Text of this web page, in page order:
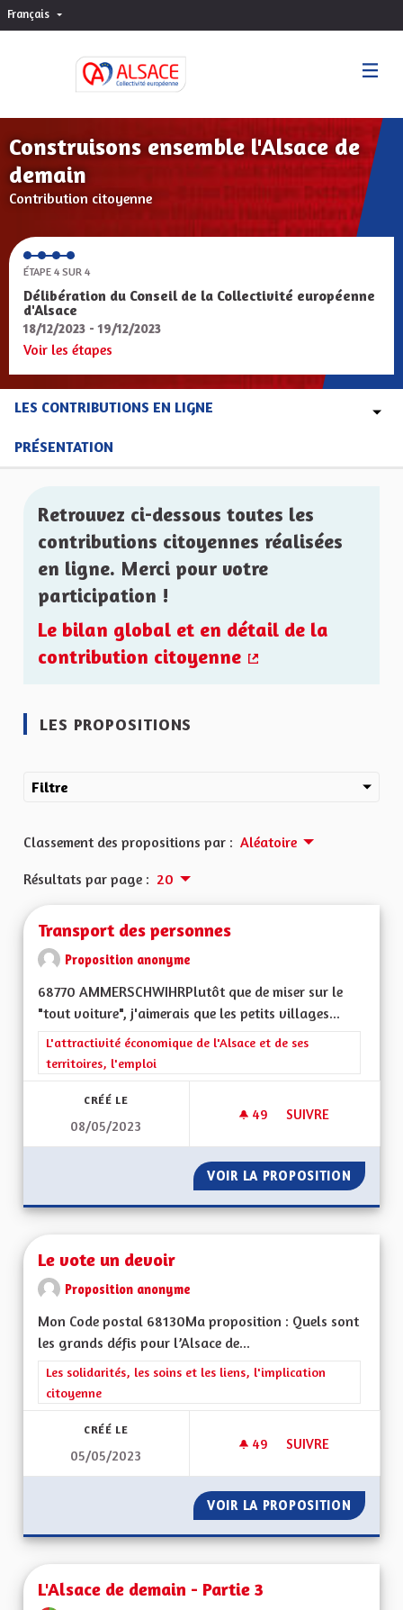
Français Choisir la langue
Construisons ensemble l'Alsace de
demain
Contribution citoyenne
ÉTAPE 4 SUR 4
Délibération du Conseil de la Collectivité européenne
d'Alsace
18/12/2023 - 19/12/2023
Voir les étapes
LES CONTRIBUTIONS EN LIGNE
PRÉSENTATION
Retrouvez ci-dessous toutes les
contributions citoyennes réalisées
en ligne. Merci pour votre
participation !
Le bilan global et en détail de la
contribution citoyenne
LES PROPOSITIONS
Filtre
Classement des propositions par : Aléatoire
Résultats par page : 20
Transport des personnes
Proposition anonyme
68770 AMMERSCHWIHRPlutôt que de miser sur le
"tout voiture", j'aimerais que les petits villages...
Filtrer les résultats de la catégorie : L'attractivité
L'attractivité économique de l'Alsace et de ses
territoires, l'emploi
CRÉÉ LE
08/05/2023
49 49 ABONNÉS
SUIVRE
VOIR LA PROPOSITION
Le vote un devoir
Proposition anonyme
Mon Code postal 68130Ma proposition : Quels sont
les grands défis pour l’Alsace de...
Filtrer les résultats de la catégorie : Les solidarités, les soins
Les solidarités, les soins et les liens, l'implication
citoyenne
CRÉÉ LE
05/05/2023
49 49 ABONNÉS
SUIVRE
VOIR LA PROPOSITION LE
L'Alsace de demain - Partie 3